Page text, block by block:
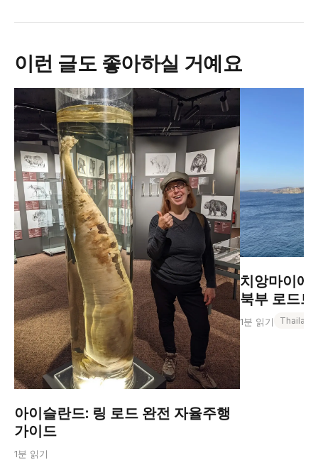
이런 글도 좋아하실 거예요
아이슬란드: 링 로드 완전 자율주행
가이드
1분 읽기
치앙마이에
북부 로드
1분 읽기 Thailand